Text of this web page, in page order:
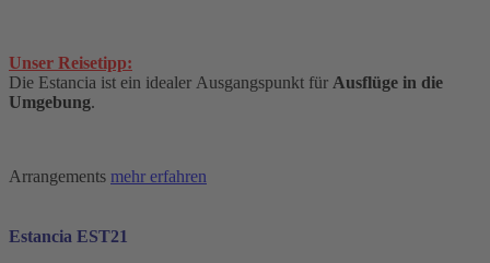
Unser Reisetipp:
Die Estancia ist ein idealer Ausgangspunkt für Ausflüge in die
Umgebung.
Arrangements mehr erfahren
Estancia EST21